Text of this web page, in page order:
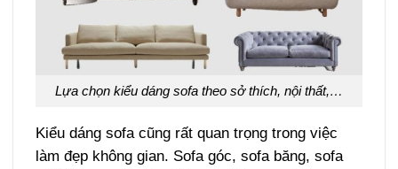
Lựa chọn kiểu dáng sofa theo sở thích, nội thất,…
Kiểu dáng sofa cũng rất quan trọng trong việc
làm đẹp không gian. Sofa góc, sofa băng, sofa